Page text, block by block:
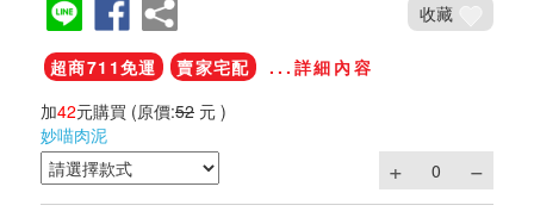
收藏
超商711免運 賣家宅配
...詳細內容
加42元購買 (原價:52 元 )
妙喵肉泥